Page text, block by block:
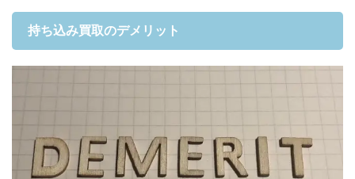
持ち込み買取のデメリット